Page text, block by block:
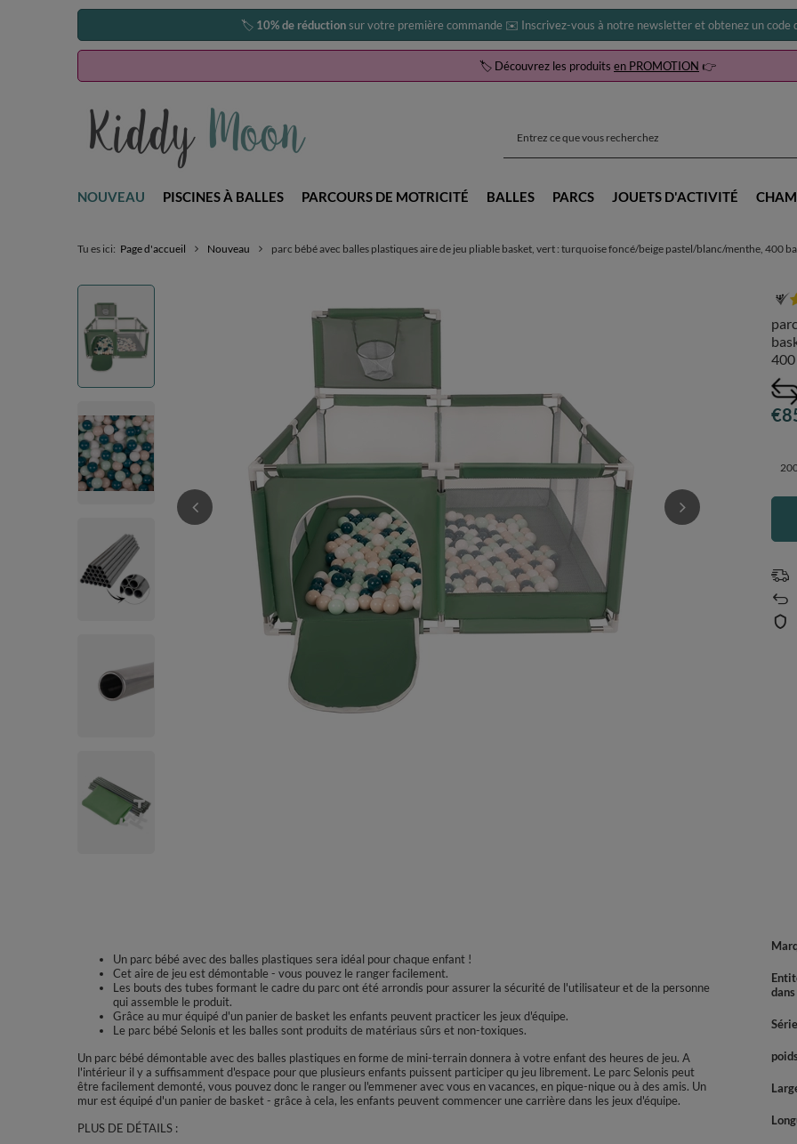
🏷️ 10% de réductionsur votre première commande ✉️ Inscrivez-vous à notre newsletter et obtenez un code
🏷️ Découvrez les produits en PROMOTION 👉
NOUVEAU PISCINES À BALLES PARCOURS DE MOTRICITÉ BALLES PARCS JOUETS D'ACTIVITÉ
Tu es ici: Page d'accueil Nouveau parc bébé avec balles plastiques aire de jeu pliable basket, vert : turquoise foncé/beige pastel/blanc/menthe, 400
400
Un parc bébé avec des balles plastiques sera idéal pour chaque enfant !
Cet aire de jeu est démontable - vous pouvez le ranger facilement.
Les bouts des tubes formant le cadre du parc ont été arrondis pour assurer la sécurité de l'utilisateur et de la personne
qui assemble le produit.
Grâce au mur équipé d'un panier de basket les enfants peuvent practicer les jeux d'équipe.
Le parc bébé Selonis et les balles sont produits de matériaus sûrs et non-toxiques.
Un parc bébé démontable avec des balles plastiques en forme de mini-terrain donnera à votre enfant des heures de jeu. A
l'intérieur il y a suffisamment d'espace pour que plusieurs enfants puissent participer qu jeu librement. Le parc Selonis peut
être facilement demonté, vous pouvez donc le ranger ou l'emmener avec vous en vacances, en pique-nique ou à des amis. Un
mur est équipé d'un panier de basket - grâce à cela, les enfants peuvent commencer une carrière dans les jeux d'équipe.
PLUS DE DÉTAILS :